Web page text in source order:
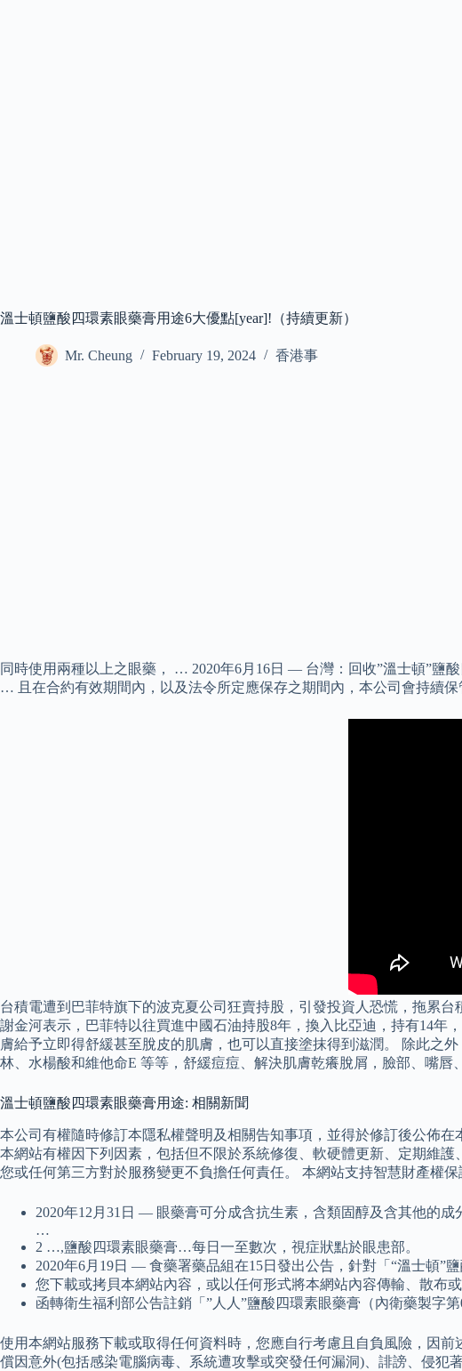
溫士頓鹽酸四環素眼藥膏用途6大優點[year]!（持續更新）
Mr. Cheung February 19, 2024 香港事
同時使用兩種以上之眼藥， … 2020年6月16日 — 台灣：回收”溫士頓”鹽酸
… 且在合約有效期間內，以及法令所定應保存之期間內，本公司會持續
台積電遭到巴菲特旗下的波克夏公司狂賣持股，引發投資人恐慌，拖累
謝金河表示，巴菲特以往買進中國石油持股8年，換入比亞迪，持有14
膚給予立即得舒緩甚至脫皮的肌膚，也可以直接塗抹得到滋潤。 除此之
林、水楊酸和維他命E 等等，舒緩痘痘、解決肌膚乾癢脫屑，臉部、嘴
溫士頓鹽酸四環素眼藥膏用途: 相關新聞
本公司有權隨時修訂本隱私權聲明及相關告知事項，並得於修訂後公佈
本網站有權因下列因素，包括但不限於系統修復、軟硬體更新、定期維
您或任何第三方對於服務變更不負擔任何責任。 本網站支持智慧財產權
2020年12月31日 — 眼藥膏可分成含抗生素，含類固醇及含其他的
…
2 …,鹽酸四環素眼藥膏…每日一至數次，視症狀點於眼患部。
2020年6月19日 — 食藥署藥品組在15日發出公告，針對「“溫士頓”
您下載或拷貝本網站內容，或以任何形式將本網站內容傳輸、散布
函轉衛生福利部公告註銷「”人人”鹽酸四環素眼藥膏（內衛藥製字
使用本網站服務下載或取得任何資料時，您應自行考慮且自負風險，因
償因意外(包括感染電腦病毒、系統遭攻擊或突發任何漏洞)、誹謗、侵